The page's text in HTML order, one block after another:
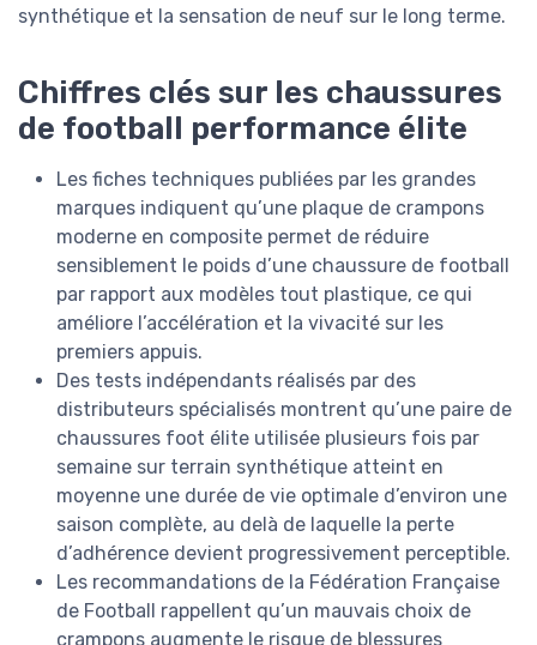
synthétique et la sensation de neuf sur le long terme.
Chiffres clés sur les chaussures
de football performance élite
Les fiches techniques publiées par les grandes
marques indiquent qu’une plaque de crampons
moderne en composite permet de réduire
sensiblement le poids d’une chaussure de football
par rapport aux modèles tout plastique, ce qui
améliore l’accélération et la vivacité sur les
premiers appuis.
Des tests indépendants réalisés par des
distributeurs spécialisés montrent qu’une paire de
chaussures foot élite utilisée plusieurs fois par
semaine sur terrain synthétique atteint en
moyenne une durée de vie optimale d’environ une
saison complète, au delà de laquelle la perte
d’adhérence devient progressivement perceptible.
Les recommandations de la Fédération Française
de Football rappellent qu’un mauvais choix de
crampons augmente le risque de blessures